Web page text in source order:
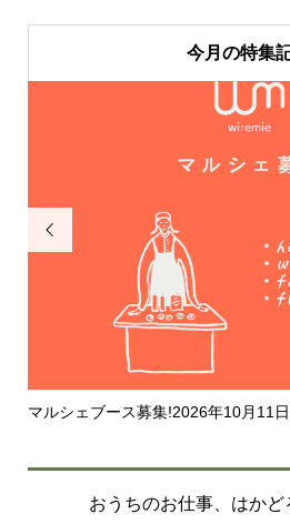
今月の特集

マルシェブース募集!2026年10月11
おうちのお仕事、はかど